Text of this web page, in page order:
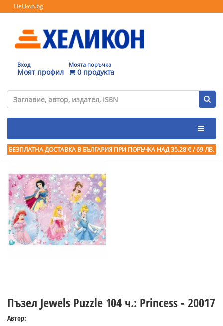
Helikon.bg
Вход
Моят профил
Моята поръчка
0 продукта
БЕЗПЛАТНА ДОСТАВКА В БЪЛГАРИЯ ПРИ ПОРЪЧКА НАД 35.28 € / 69 ЛВ.
Пъзел Jewels Puzzle 104 ч.: Princess - 20017
Автор: